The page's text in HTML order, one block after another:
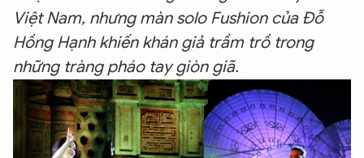
Việt Nam, nhưng màn solo Fushion của Đỗ
Hồng Hạnh khiến khán giả trầm trồ trong
những tràng pháo tay giòn giã.